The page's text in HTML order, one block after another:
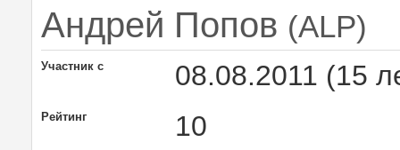
Андрей Попов (ALP)
Участник с 08.08.2011 (15
Рейтинг 10